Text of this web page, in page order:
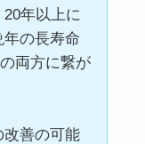
年以上に
の長寿命
両方に繋が
改善の可能